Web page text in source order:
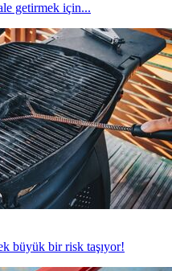
getirmek için...
büyük bir risk taşıyor!